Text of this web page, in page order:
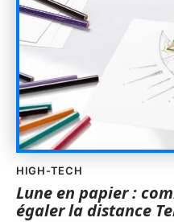
HIGH-TECH
Lune en papier :
égaler la distance